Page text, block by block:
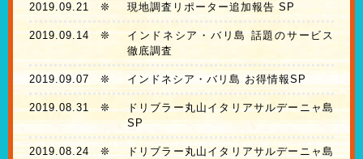
2019.09.21 ❊ 現地調査リポーター追加報告 SP
2019.09.14❊
インドネシア・バリ島 話題のサービス
徹底調査
2019.09.07 ❊ インドネシア・バリ島 お得情報SP
2019.08.31 ❊
ドリブラー丸山イタリアサルデーニャ島
SP
2019.08.24 ❊
ドリブラー丸山イタリアサルデーニャ島